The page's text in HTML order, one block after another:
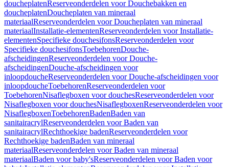
doucheplatenReserveonderdelen voor Douchebakken en
doucheplatenDoucheplaten van mineraal
materiaalReserveonderdelen voor Doucheplaten van mineraal
materiaalInstallatie-elementenReserveonderdelen voor Installatie-
elementenSpecifieke douchesifonsReserveonderdelen voor
Specifieke douchesifonsToebehorenDouche-
afscheidingenReserveonderdelen voor Douche-
afscheidingenDouche-afscheidingen voor
inloopdoucheReserveonderdelen voor Douche-afscheidingen voor
inloopdoucheToebehorenReserveonderdelen voor
ToebehorenNisaflegboxen voor douchesReserveonderdelen voor
Nisaflegboxen voor douchesNisaflegboxenReserveonderdelen voor
NisaflegboxenToebehorenBadenBaden van
sanitairacrylReserveonderdelen voor Baden van
sanitairacrylRechthoekige badenReserveonderdelen voor
Rechthoekige badenBaden van mineraal
materiaalReserveonderdelen voor Baden van mineraal
materiaalBaden voor baby'sReserveonderdelen voor Baden voor